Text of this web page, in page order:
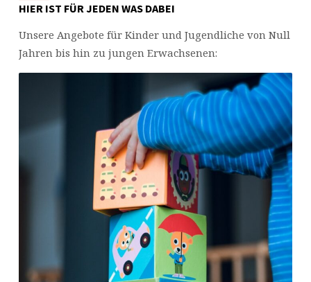
KINDER
UND
JUGEND
HIER IST FÜR JEDEN WAS DABEI
Unsere Angebote für Kinder und Jugendliche von Null
Jahren bis hin zu jungen Erwachsenen: